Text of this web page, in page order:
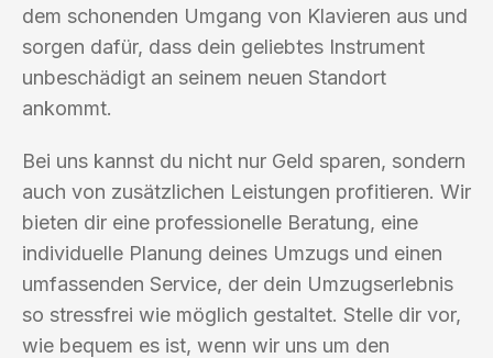
dem schonenden Umgang von Klavieren aus und
sorgen dafür, dass dein geliebtes Instrument
unbeschädigt an seinem neuen Standort
ankommt.
Bei uns kannst du nicht nur Geld sparen, sondern
auch von zusätzlichen Leistungen profitieren. Wir
bieten dir eine professionelle Beratung, eine
individuelle Planung deines Umzugs und einen
umfassenden Service, der dein Umzugserlebnis
so stressfrei wie möglich gestaltet. Stelle dir vor,
wie bequem es ist, wenn wir uns um den